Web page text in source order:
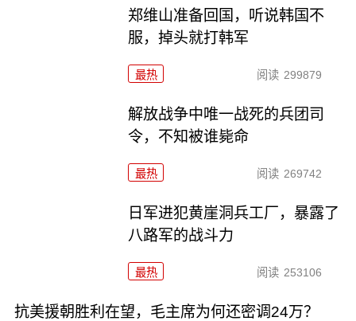
郑维山准备回国，听说韩国不
服，掉头就打韩军
最热 阅读 299879
解放战争中唯一战死的兵团司
令，不知被谁毙命
最热 阅读 269742
日军进犯黄崖洞兵工厂，暴露了
八路军的战斗力
最热 阅读 253106
抗美援朝胜利在望，毛主席为何还密调24万？